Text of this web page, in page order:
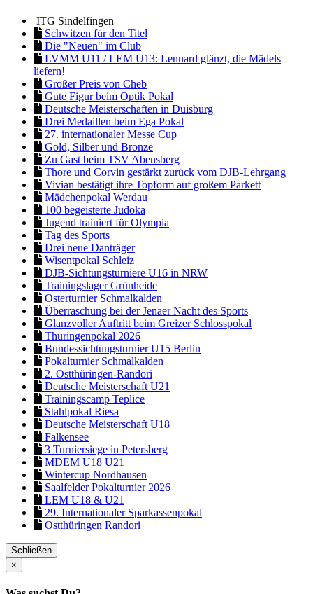
ITG Sindelfingen
Schwitzen für den Titel
Die "Neuen" im Club
LVMM U11 / LEM U13: Lennard glänzt, die Mädels
liefern!
Großer Preis von Cheb
Gute Figur beim Optik Pokal
Deutsche Meisterschaften in Duisburg
Drei Medaillen beim Ega Pokal
27. internationaler Messe Cup
Gold, Silber und Bronze
Zu Gast beim TSV Abensberg
Thore und Corvin gestärkt zurück vom DJB-Lehrgang
Vivian bestätigt ihre Topform auf großem Parkett
Mädchenpokal Werdau
100 begeisterte Judoka
Jugend trainiert für Olympia
Tag des Sports
Drei neue Danträger
Wisentpokal Schleiz
DJB-Sichtungsturniere U16 in NRW
Trainingslager Grünheide
Osterturnier Schmalkalden
Überraschung bei der Jenaer Nacht des Sports
Glanzvoller Auftritt beim Greizer Schlosspokal
Thüringenpokal 2026
Bundessichtungsturnier U15 Berlin
Pokalturnier Schmalkalden
2. Ostthüringen-Randori
Deutsche Meisterschaft U21
Trainingscamp Teplice
Stahlpokal Riesa
Deutsche Meisterschaft U18
Falkensee
3 Turniersiege in Petersberg
MDEM U18 U21
Wintercup Nordhausen
Saalfelder Pokalturnier 2026
LEM U18 & U21
29. Internationaler Sparkassenpokal
Ostthüringen Randori
Schließen
×